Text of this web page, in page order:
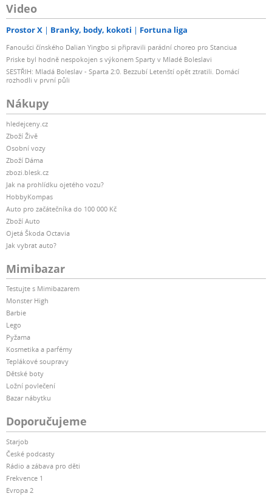
Video
Prostor X Branky, body, kokoti Fortuna liga
Fanoušci čínského Dalian Yingbo si připravili parádní choreo pro Stanciua
Priske byl hodně nespokojen s výkonem Sparty v Mladé Boleslavi
SESTŘIH: Mladá Boleslav - Sparta 2:0. Bezzubí Letenští opět ztratili. Domácí
rozhodli v první půli
Nákupy
hledejceny.cz
Zboží Živě
Osobní vozy
Zboží Dáma
zbozi.blesk.cz
Jak na prohlídku ojetého vozu?
HobbyKompas
Auto pro začátečníka do 100 000 Kč
Zboží Auto
Ojetá Škoda Octavia
Jak vybrat auto?
Mimibazar
Testujte s Mimibazarem
Monster High
Barbie
Lego
Pyžama
Kosmetika a parfémy
Teplákové soupravy
Dětské boty
Ložní povlečení
Bazar nábytku
Doporučujeme
Starjob
České podcasty
Rádio a zábava pro děti
Frekvence 1
Evropa 2